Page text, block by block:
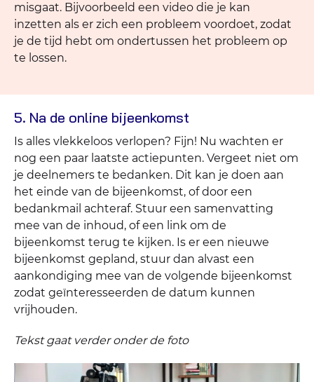
misgaat. Bijvoorbeeld een video die je kan
inzetten als er zich een probleem voordoet, zodat
je de tijd hebt om ondertussen het probleem op
te lossen.
5. Na de online bijeenkomst
Is alles vlekkeloos verlopen? Fijn! Nu wachten er
nog een paar laatste actiepunten. Vergeet niet om
je deelnemers te bedanken. Dit kan je doen aan
het einde van de bijeenkomst, of door een
bedankmail achteraf. Stuur een samenvatting
mee van de inhoud, of een link om de
bijeenkomst terug te kijken. Is er een nieuwe
bijeenkomst gepland, stuur dan alvast een
aankondiging mee van de volgende bijeenkomst
zodat geïnteresseerden de datum kunnen
vrijhouden.
Tekst gaat verder onder de foto